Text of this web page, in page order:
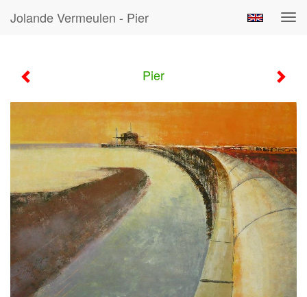
Jolande Vermeulen - Pier
Pier